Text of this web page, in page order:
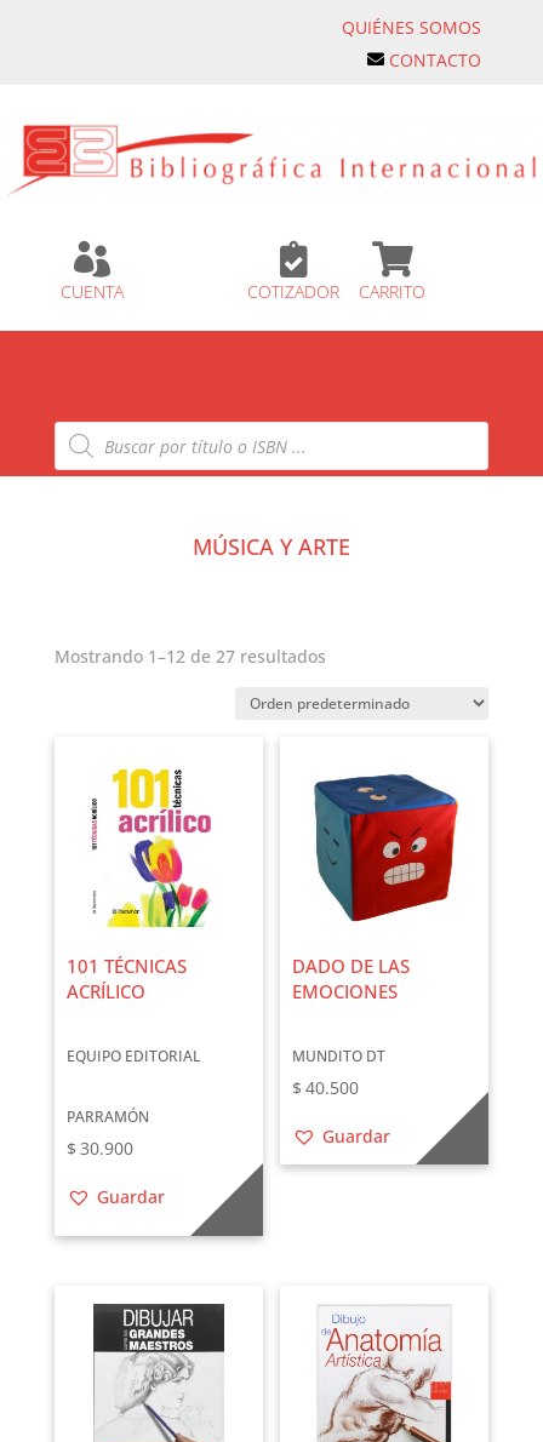
QUIÉNES SOMOS
CONTACTO

CUENTA

COTIZADOR

CARRITO
Búsqueda
de
productos
MÚSICA Y ARTE
Mostrando 1–12 de 27 resultados
101 TÉCNICAS
ACRÍLICO
EQUIPO EDITORIAL
PARRAMÓN
$ 30.900
Guardar
DADO DE LAS
EMOCIONES
MUNDITO DT
$ 40.500
Guardar